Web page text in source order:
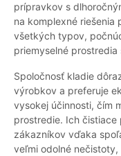
prípravkov s
na komplexné riešenia
všetkých typov,
priemyselné
Spoločnosť kladie
výrobkov a preferuje
vysokej účinnosti, čím
prostredie. Ich čistiace
zákazníkov vďaka
veľmi odolné